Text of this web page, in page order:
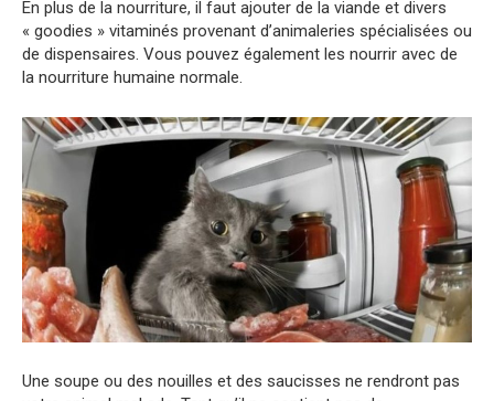
En plus de la nourriture, il faut ajouter de la viande et divers
« goodies » vitaminés provenant d’animaleries spécialisées ou
de dispensaires. Vous pouvez également les nourrir avec de
la nourriture humaine normale.
Une soupe ou des nouilles et des saucisses ne rendront pas